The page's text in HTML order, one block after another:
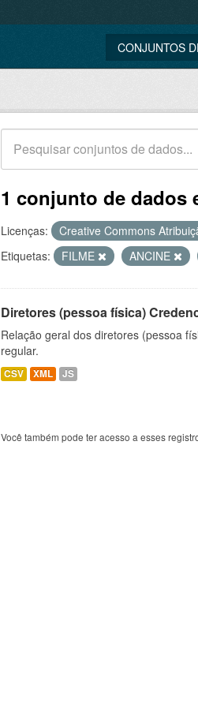
CONJUNTOS
1 conjunto de dados
Licenças: Creative Commons
Etiquetas:
FILME ANCINE
Diretores (pessoa física)
Relação geral dos diretores (pessoa
regular.
CSV XML JS
Você também pode ter acesso a esses